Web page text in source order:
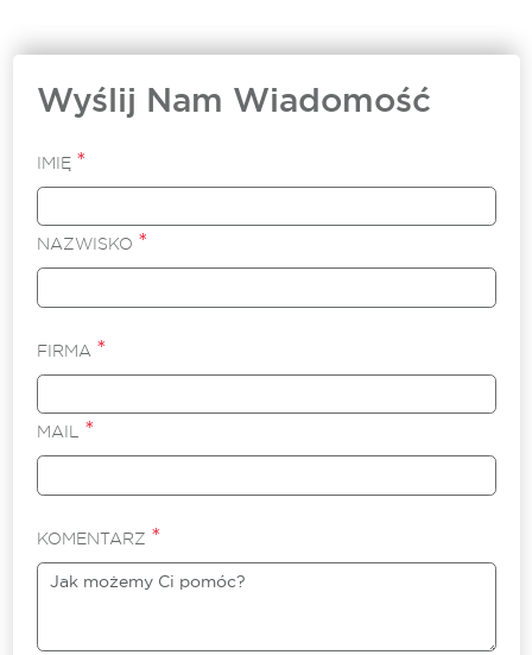
Wyślij Nam Wiadomość
IMIĘ *
NAZWISKO *
FIRMA *
MAIL *
KOMENTARZ *